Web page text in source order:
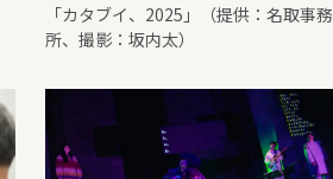
「カタブイ、2025」（提供：名取事務
所、撮影：坂内太）